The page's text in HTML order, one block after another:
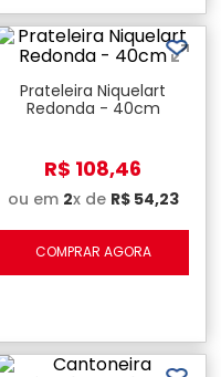
Prateleira Niquelart
Redonda - 40cm
R$ 108,46
ou em 2x de R$ 54,23
COMPRAR AGORA